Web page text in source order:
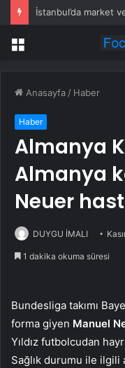
Menü
Anasayfa / Haber
Haber
Almanya
Almanya
Neuer
DUYGU İMALI
1 dakika okuma süresi
Bundesliga takımı
forma giyen Manuel
Yıldız futbolcudan
Sağlık durumu ile ilgili